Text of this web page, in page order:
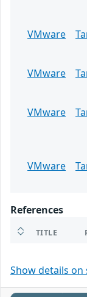
VMware
VMware
VMware
VMware
References
TITLE
Show details